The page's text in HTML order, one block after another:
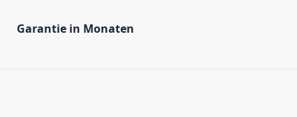
Garantie in Monaten